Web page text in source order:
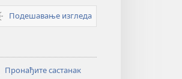
Подешавање изгледа
Пронађите састанак